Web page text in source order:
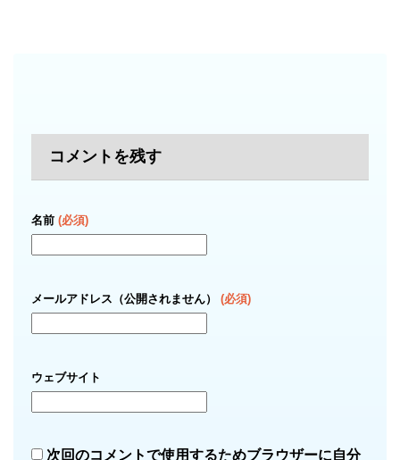
コメントを残す
名前 (必須)
メールアドレス（公開されません） (必須)
ウェブサイト
次回のコメントで使用するためブラウザーに自分